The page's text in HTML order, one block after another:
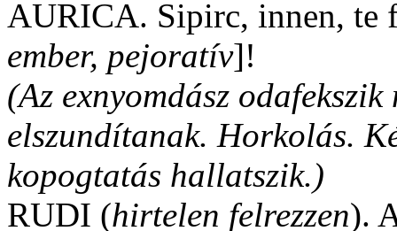
AURICA. Sipirc, innen, te
ember, pejoratív]!
(Az exnyomdász
elszundítanak. Horkolás.
kopogtatás hallatszik.)
RUDI (hirtelen felrezzen).